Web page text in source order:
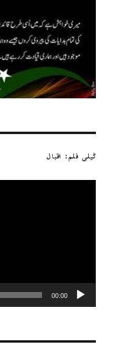
ٹیلی فلم: اقبال
00:00